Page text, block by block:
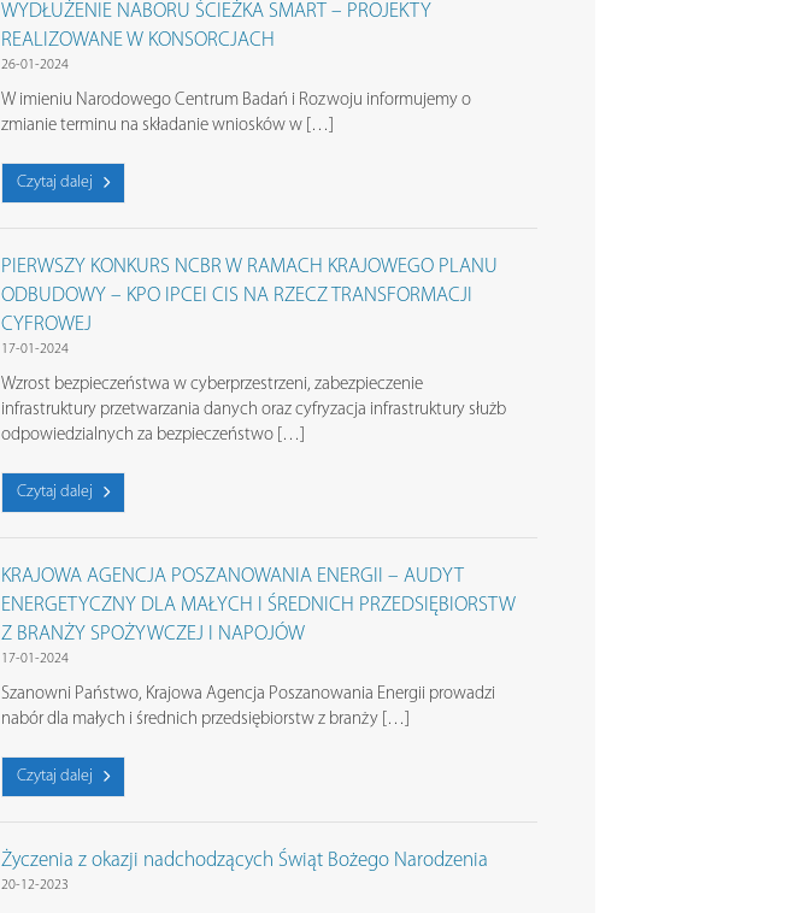
WYDŁUŻENIE NABORU ŚCIEŻKA SMART – PROJEKTY
REALIZOWANE W KONSORCJACH
26-01-2024
W imieniu Narodowego Centrum Badań i Rozwoju informujemy o
zmianie terminu na składanie wniosków w […]
Czytaj dalej
PIERWSZY KONKURS NCBR W RAMACH KRAJOWEGO PLANU
ODBUDOWY – KPO IPCEI CIS NA RZECZ TRANSFORMACJI
CYFROWEJ
17-01-2024
Wzrost bezpieczeństwa w cyberprzestrzeni, zabezpieczenie
infrastruktury przetwarzania danych oraz cyfryzacja infrastruktury służb
odpowiedzialnych za bezpieczeństwo […]
Czytaj dalej
KRAJOWA AGENCJA POSZANOWANIA ENERGII – AUDYT
ENERGETYCZNY DLA MAŁYCH I ŚREDNICH PRZEDSIĘBIORSTW
Z BRANŻY SPOŻYWCZEJ I NAPOJÓW
17-01-2024
Szanowni Państwo, Krajowa Agencja Poszanowania Energii prowadzi
nabór dla małych i średnich przedsiębiorstw z branży […]
Czytaj dalej
Życzenia z okazji nadchodzących Świąt Bożego Narodzenia
20-12-2023